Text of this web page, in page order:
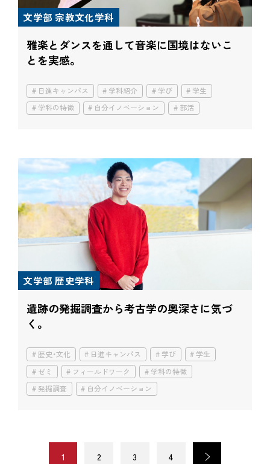
文学部 宗教文化学科
雅楽とダンスを通して音楽に国境はないこ
とを実感。
日進キャンパス 学科紹介 学び
学生
学科の特徴
自分イノベーション 部活
文学部 歴史学科
遺跡の発掘調査から考古学の奥深さに気づ
く。
歴史・文化 日進キャンパス 学び
学生
ゼミ
フィールドワーク
学科の特徴
発掘調査
自分イノベーション
1 2 3 4 >